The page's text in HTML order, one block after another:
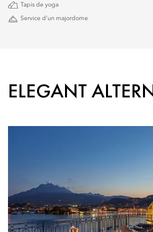
Tapis de yoga
Service d'un majordome
ELEGANT